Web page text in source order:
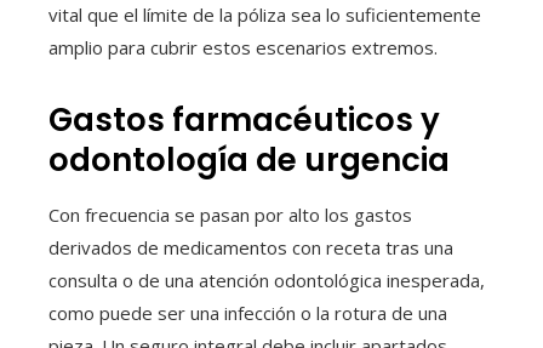
vital que el límite de la póliza sea lo suficientemente
amplio para cubrir estos escenarios extremos.
Gastos farmacéuticos y
odontología de urgencia
Con frecuencia se pasan por alto los gastos
derivados de medicamentos con receta tras una
consulta o de una atención odontológica inesperada,
como puede ser una infección o la rotura de una